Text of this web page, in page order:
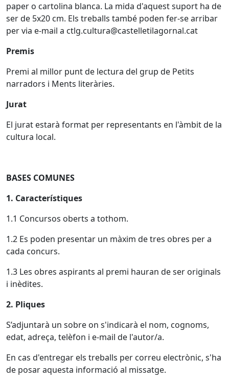
paper o cartolina blanca. La mida d'aquest suport ha de
ser de 5x20 cm. Els treballs també poden fer-se arribar
per via e-mail a ctlg.cultura@castelletilagornal.cat
Premis
Premi al millor punt de lectura del grup de Petits
narradors i Ments literàries.
Jurat
El jurat estarà format per representants en l'àmbit de la
cultura local.
BASES COMUNES
1. Característiques
1.1 Concursos oberts a tothom.
1.2 Es poden presentar un màxim de tres obres per a
cada concurs.
1.3 Les obres aspirants al premi hauran de ser originals
i inèdites.
2. Pliques
S’adjuntarà un sobre on s'indicarà el nom, cognoms,
edat, adreça, telèfon i e-mail de l'autor/a.
En cas d'entregar els treballs per correu electrònic, s'ha
de posar aquesta informació al missatge.